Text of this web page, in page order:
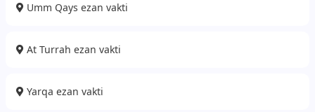
Umm Qays ezan vakti
At Turrah ezan vakti
Yarqa ezan vakti